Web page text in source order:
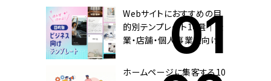
Webサイトにおすすめの目
的別テンプレート10選｜企
業・店舗・個人事業主向け
ホームページに集客する10